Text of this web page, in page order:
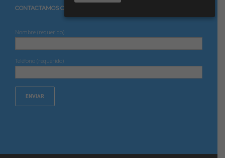
CONTACTAMOS CONTIGO
Nombre (requerido)
Teléfono (requerido)